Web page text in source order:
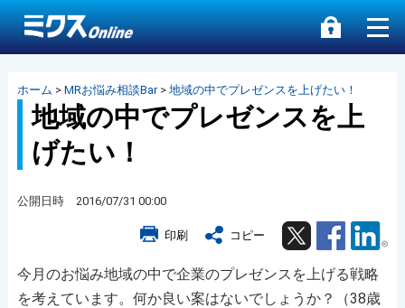
ホーム > MRお悩み相談Bar> 地域の中でプレゼンスを上げたい！
地域の中でプレゼンスを上
げたい！
公開日時 2016/07/31 00:00
印刷 コピー Twitter Facebook
今月のお悩み地域の中で企業のプレゼンスを上げる戦略
を考えています。何か良い案はないでしょうか？（38歳